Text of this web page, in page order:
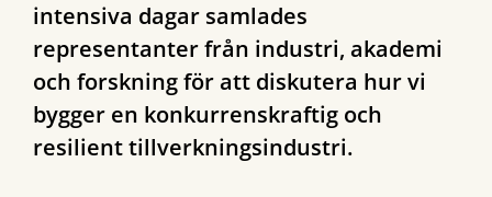
intensiva dagar samlades
representanter från industri, akademi
och forskning för att diskutera hur vi
bygger en konkurrenskraftig och
resilient tillverkningsindustri.